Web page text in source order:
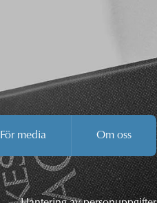
För media Om oss